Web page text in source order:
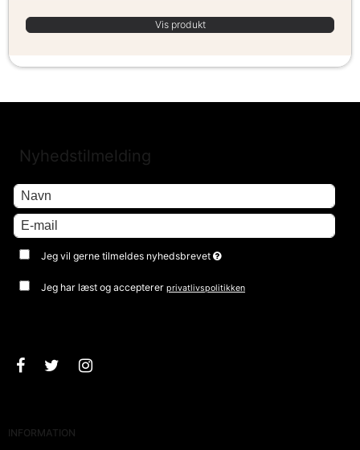
Vis produkt
Nyhedstilmelding
Jeg vil gerne tilmeldes nyhedsbrevet
Jeg har læst og acceptererprivatlivspolitikken
INFORMATION